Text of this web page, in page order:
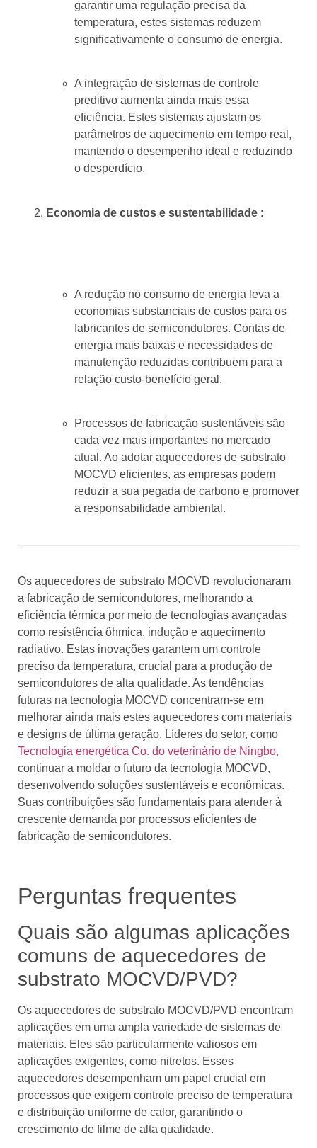
garantir uma regulação precisa da
temperatura, estes sistemas reduzem
significativamente o consumo de energia.
A integração de sistemas de controle
preditivo aumenta ainda mais essa
eficiência. Estes sistemas ajustam os
parâmetros de aquecimento em tempo real,
mantendo o desempenho ideal e reduzindo
o desperdício.
Economia de custos e sustentabilidade :
A redução no consumo de energia leva a
economias substanciais de custos para os
fabricantes de semicondutores. Contas de
energia mais baixas e necessidades de
manutenção reduzidas contribuem para a
relação custo-benefício geral.
Processos de fabricação sustentáveis ​​são
cada vez mais importantes no mercado
atual. Ao adotar aquecedores de substrato
MOCVD eficientes, as empresas podem
reduzir a sua pegada de carbono e promover
a responsabilidade ambiental.
Os aquecedores de substrato MOCVD revolucionaram
a fabricação de semicondutores, melhorando a
eficiência térmica por meio de tecnologias avançadas
como resistência ôhmica, indução e aquecimento
radiativo. Estas inovações garantem um controle
preciso da temperatura, crucial para a produção de
semicondutores de alta qualidade. As tendências
futuras na tecnologia MOCVD concentram-se em
melhorar ainda mais estes aquecedores com materiais
e designs de última geração. Líderes do setor, como
Tecnologia energética Co. do veterinário de Ningbo,
continuar a moldar o futuro da tecnologia MOCVD,
desenvolvendo soluções sustentáveis ​​e econômicas.
Suas contribuições são fundamentais para atender à
crescente demanda por processos eficientes de
fabricação de semicondutores.
Perguntas frequentes
Quais são algumas aplicações
comuns de aquecedores de
substrato MOCVD/PVD?
Os aquecedores de substrato MOCVD/PVD encontram
aplicações em uma ampla variedade de sistemas de
materiais. Eles são particularmente valiosos em
aplicações exigentes, como nitretos. Esses
aquecedores desempenham um papel crucial em
processos que exigem controle preciso de temperatura
e distribuição uniforme de calor, garantindo o
crescimento de filme de alta qualidade.